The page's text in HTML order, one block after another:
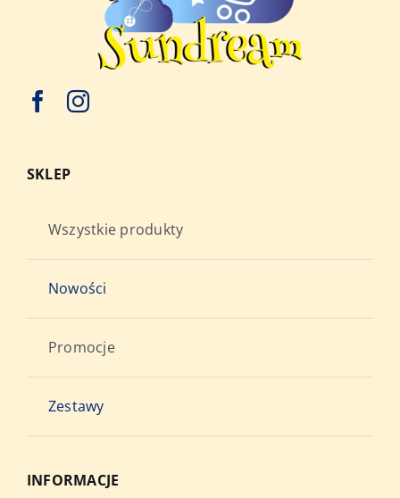
SKLEP
Wszystkie produkty
Nowości
Promocje
Zestawy
INFORMACJE